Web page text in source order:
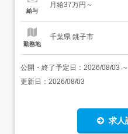
間:3ヶ月/正社員/月給37
給与
月給37万円～
勤務地
千葉県 銚子市
公開・終了予定日： 2026/08/03 ～
更新日： 2026/08/03
求人